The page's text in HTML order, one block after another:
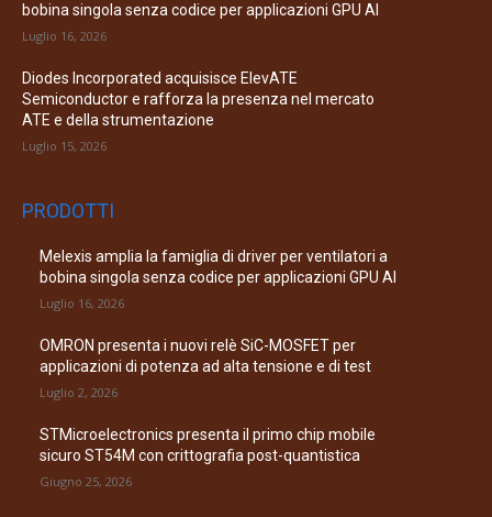
bobina singola senza codice per applicazioni GPU AI
Luglio 16, 2026
Diodes Incorporated acquisisce ElevATE
Semiconductor e rafforza la presenza nel mercato
ATE e della strumentazione
Luglio 15, 2026
PRODOTTI
Melexis amplia la famiglia di driver per ventilatori a
bobina singola senza codice per applicazioni GPU AI
Luglio 16, 2026
OMRON presenta i nuovi relè SiC-MOSFET per
applicazioni di potenza ad alta tensione e di test
Luglio 2, 2026
STMicroelectronics presenta il primo chip mobile
sicuro ST54M con crittografia post-quantistica
Giugno 25, 2026